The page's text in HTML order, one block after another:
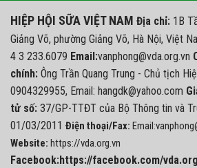
HIỆP HỘI SỮA VIỆT NAM Địa chỉ: 1B
Giảng Võ, phường Giảng Võ, Hà Nội, Việt
4 3 233.6079 Email:vanphong@vda.org.vn
chính: Ông Trần Quang Trung - Chủ tịch
0904329955, Email: hangdk@yahoo.com
tử số: 37/GP-TTĐT của Bộ Thông tin và
01/03/2011 Điện thoại/Fax:
Website: https://vda.org.vn
Facebook:https://facebook.com/